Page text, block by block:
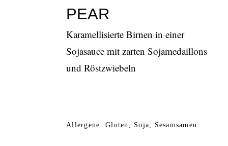
PEAR
Karamellisierte Birnen in einer
Sojasauce mit zarten Sojamedaillons
und Röstzwiebeln
Allergene: Gluten, Soja, Sesamsamen